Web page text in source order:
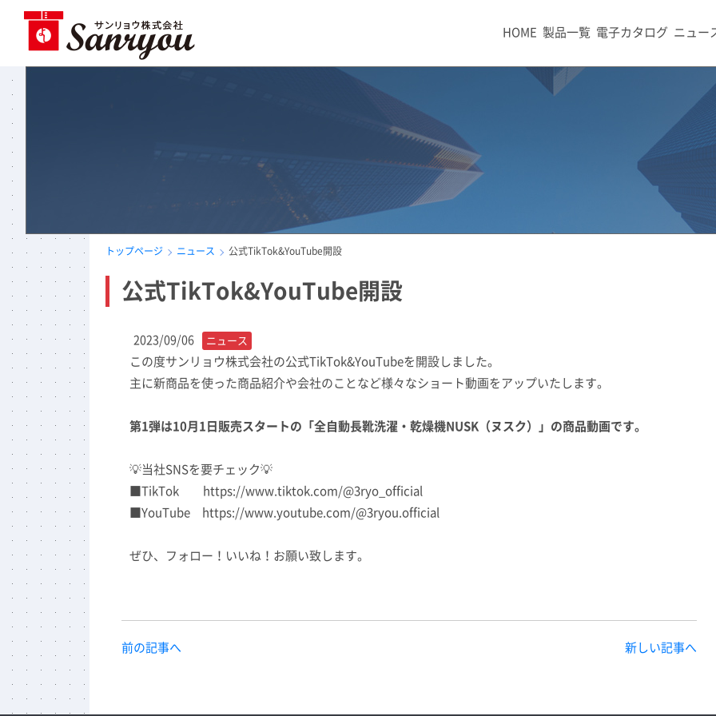
HOME 製品一覧 電子カタログ ニュー
トップページ ニュース 公式TikTok&YouTube開設
公式TikTok&YouTube開設
2023/09/06 ニュース
この度サンリョウ株式会社の公式TikTok&YouTubeを開設しました。
主に新商品を使った商品紹介や会社のことなど様々なショート動画をアップいたします。
第1弾は10月1日販売スタートの「全自動長靴洗濯・乾燥機NUSK（ヌスク）」の商品動画です。
💡当社SNSを要チェック💡
■TikTok
https://www.tiktok.com/@3ryo_official
■YouTube
https://www.youtube.com/@3ryou.official
ぜひ、フォロー！いいね！お願い致します。
前の記事へ 新しい記事へ